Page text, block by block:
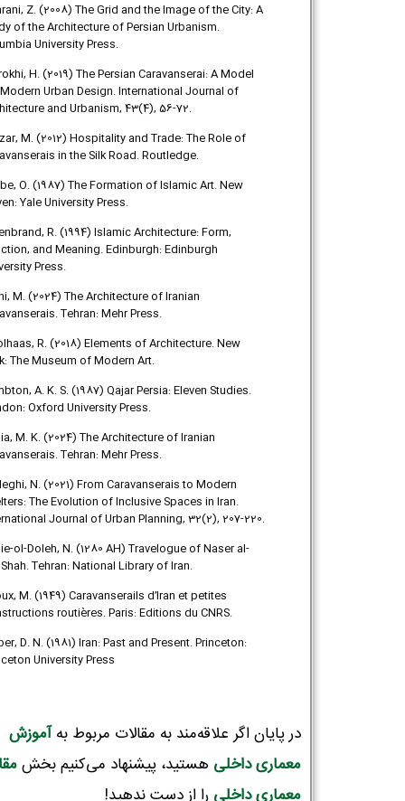
Z. (2008) The Grid and the Image of the City: A
of the Architecture of Persian Urbanism.
University Press.
H. (2019) The Persian Caravanserai: A Model
Urban Design. International Journal of
and Urbanism, 43(4), 56-72.
M. (2012) Hospitality and Trade: The Role of
in the Silk Road. Routledge.
O. (1987) The Formation of Islamic Art. New
Yale University Press.
R. (1994) Islamic Architecture: Form,
and Meaning. Edinburgh: Edinburgh
Press.
M. (2024) The Architecture of Iranian
Tehran: Mehr Press.
R. (2018) Elements of Architecture. New
The Museum of Modern Art.
A. K. S. (1987) Qajar Persia: Eleven Studies.
Oxford University Press.
M. K. (2024) The Architecture of Iranian
Tehran: Mehr Press.
N. (2021) From Caravanserais to Modern
The Evolution of Inclusive Spaces in Iran.
Journal of Urban Planning, 32(2), 207-220.
ol-Doleh, N. (1280 AH) Travelogue of Naser al-
Tehran: National Library of Iran.
M. (1949) Caravanserails d’Iran et petites
routières. Paris: Editions du CNRS.
D. N. (1981) Iran: Past and Present. Princeton:
University Press
در پایان اگر علاقه‌مند به مقالات مربوط بهآموزش
معماری داخلی هستید، پیشنهاد می‌کنیم بخش
معماری داخلی را از دست ندهید!